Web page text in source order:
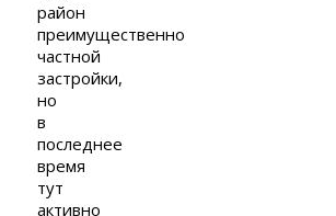
район
преимущественно
частной
застройки,
но
в
последнее
время
тут
активно